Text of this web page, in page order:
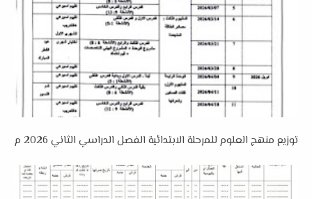
توزيع منهج العلوم للمرحلة الابتدائية الفصل الدراسي الثاني 2026 م